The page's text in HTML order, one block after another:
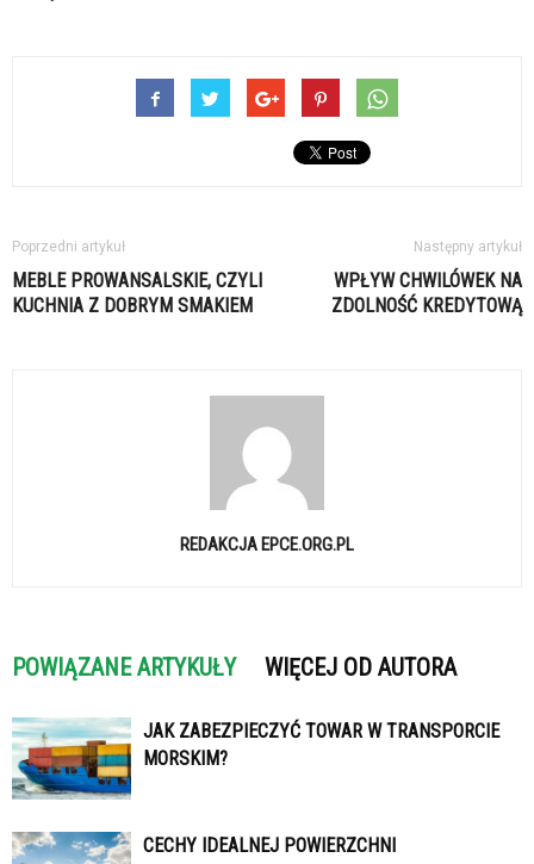
Poprzedni artykuł
MEBLE PROWANSALSKIE, CZYLI
KUCHNIA Z DOBRYM SMAKIEM
Następny artykuł
WPŁYW CHWILÓWEK NA
ZDOLNOŚĆ KREDYTOWĄ
REDAKCJA EPCE.ORG.PL
POWIĄZANE ARTYKUŁY WIĘCEJ OD AUTORA
JAK ZABEZPIECZYĆ TOWAR W TRANSPORCIE
MORSKIM?
CECHY IDEALNEJ POWIERZCHNI